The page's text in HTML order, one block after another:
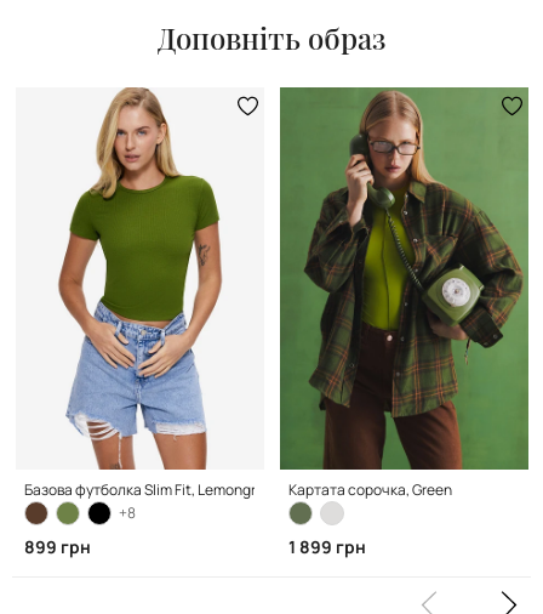
Доповніть образ
Базова футболка Slim Fit, Lemongrass
+8
899 грн
Картата сорочка, Green
1 899 грн